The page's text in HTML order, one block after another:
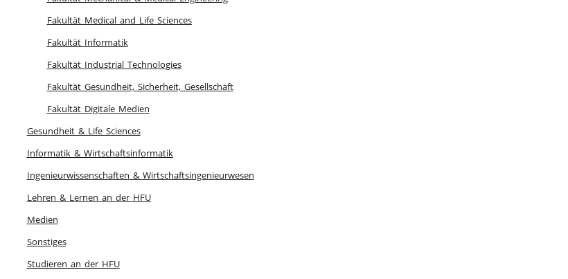
Fakultät Medical and Life Sciences
Fakultät Informatik
Fakultät Industrial Technologies
Fakultät Gesundheit, Sicherheit, Gesellschaft
Fakultät Digitale Medien
Gesundheit & Life Sciences
Informatik & Wirtschaftsinformatik
Ingenieurwissenschaften & Wirtschaftsingenieurwesen
Lehren & Lernen an der HFU
Medien
Sonstiges
Studieren an der HFU